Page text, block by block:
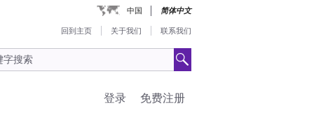
中国 简体中文
回到主页 关于我们 联系我们
免费注册
登录